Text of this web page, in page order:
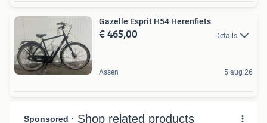
Gazelle Esprit H54 Herenfiets
€ 465,00 Details
Assen 5 aug 26